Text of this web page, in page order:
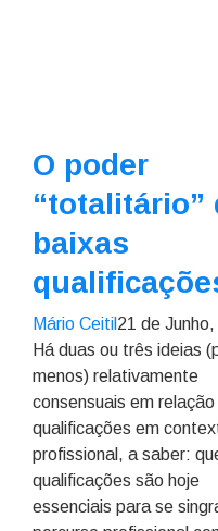
O poder
“totalitário”
baixas
Mário Ceitil 21 de Junho,
Há duas ou três ideias
menos) relativamente
consensuais em relação
qualificações em
profissional, a saber:
qualificações são hoje
essenciais para se